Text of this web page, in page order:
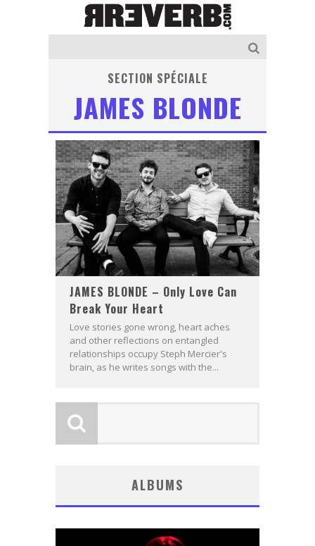
SECTION SPÉCIALE
JAMES BLONDE
JAMES BLONDE – Only Love Can
Break Your Heart
Love stories gone wrong, heart aches
and other reflections on entangled
relationships occupy Steph Mercier's
brain, as he writes songs with the...
ALBUMS